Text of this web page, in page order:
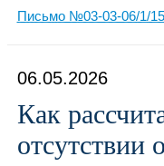
Письмо №03-03-06/1/
06.05.2026
Как
отсутствии